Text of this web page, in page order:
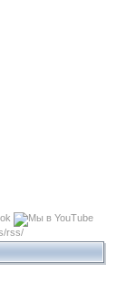
rss/